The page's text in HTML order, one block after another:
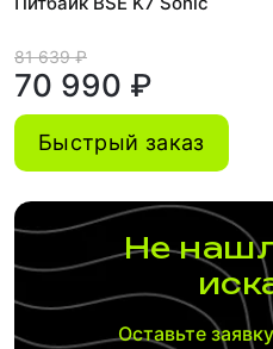
81 639 ₽
70 990 ₽
Быстрый заказ
Не
Оставьте